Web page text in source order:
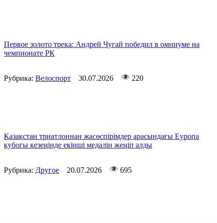
Первое золото трека: Андрей Чугай победил в омниуме на
чемпионате РК
Рубрика: Велоспорт 30.07.2026 220
Қазақстан триатлоннан жасөспірімдер арасындағы Еуропа
кубогы кезеңінде екінші медалін жеңіп алды
Рубрика: Другое 20.07.2026 695